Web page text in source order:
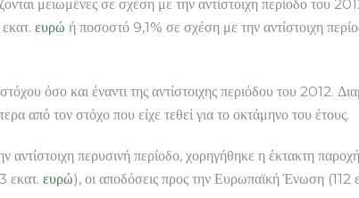
μειωμένες σε σχέση με την αντίστοιχη περίοδο του
ευρώ ή ποσοστό 9,1% σε σχέση με την αντίστοιχη
όσο και έναντι της αντίστοιχης περιόδου του 2012.
από τον στόχο που είχε τεθεί για το οκτάμηνο του έτους.
αντίστοιχη περυσινή περίοδο, χορηγήθηκε η έκτακτη
εκατ. ευρώ), οι αποδόσεις προς την Ευρωπαϊκή Ένωση (112